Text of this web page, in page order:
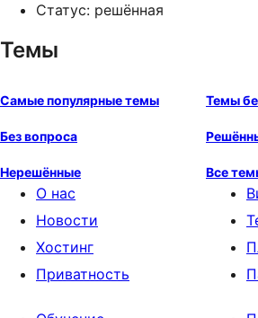
Статус: решённая
Темы
Самые популярные темы Темы
Без вопроса
Нерешённые Все
О нас
Новости
Хостинг
Приватность